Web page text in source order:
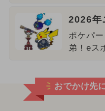
2026年
ポケパ
弟！eス
おでかけ先